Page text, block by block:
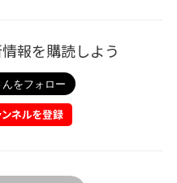
報を購読しよう